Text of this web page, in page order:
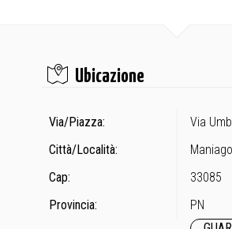
Ubicazione
Via/Piazza:
Via
Città/Località:
Maniago
Cap:
33085
Provincia:
PN